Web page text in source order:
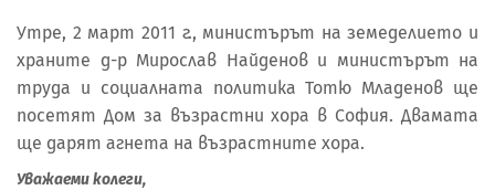
Утре, 2 март 2011 г., министърът на земеделието и
храните д-р Мирослав Найденов и министърът на
труда и социалната политика Тотю Младенов ще
посетят Дом за възрастни хора в София. Двамата
ще дарят агнета на възрастните хора.
Уважаеми колеги,